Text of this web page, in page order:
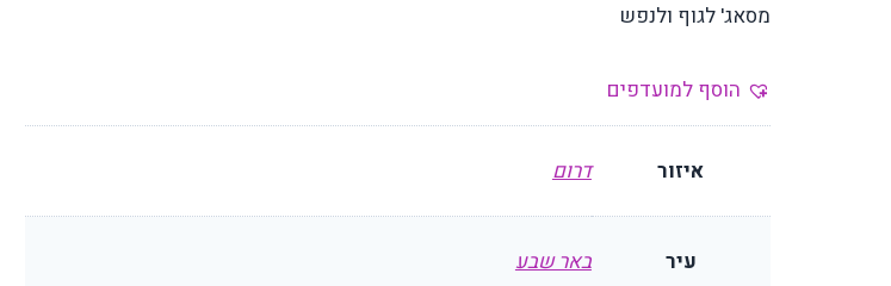
מסאג' לגוף ולנפש
הוסף למועדפים
איזור דרום
עיר באר שבע